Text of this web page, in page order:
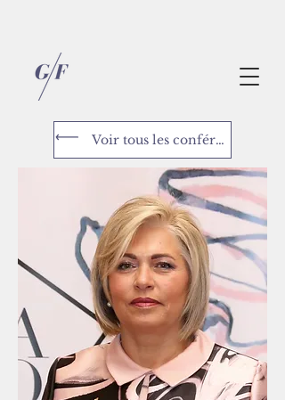
Voir tous les conférenciers